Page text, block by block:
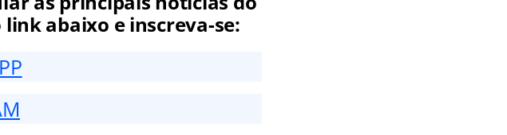
abaixo e inscreva-se: